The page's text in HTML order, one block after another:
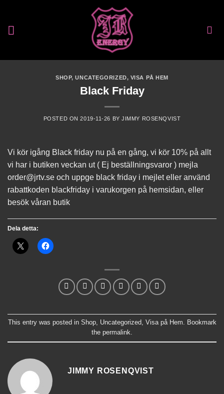
SHOP,UNCATEGORIZED, VISA PÅ HEM
Black Friday
POSTED ON2019-11-26 BYJIMMY ROSENQVIST
Vi kör igång Black friday nu på en gång, vi kör 10% på allt
vi har i butiken veckan ut ( Ej beställningsvaror ) mejla
order@jrtv.se och uppge black friday i mejlet eller använd
rabattkoden blackfriday i varukorgen på hemsidan, eller
besök våran butik
Dela detta:
This entry was posted in Shop, Uncategorized Visa på Hem . Bookmark
the permalink
JIMMY ROSENQVIST